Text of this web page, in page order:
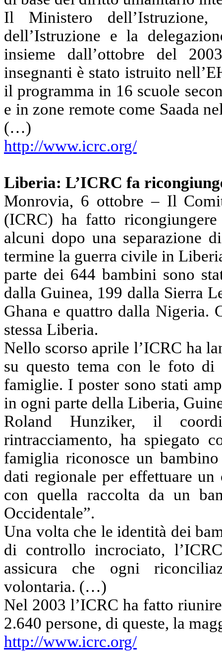
Il Ministero
dell’Istruzione e la
insieme dall’ottobre del
insegnanti è stato istruito
il programma in 16 scuole
e in zone remote come Saada
(…)
http://www.icrc.org/
Liberia: L’ICRC fa
Monrovia, 6 ottobre – Il
(ICRC) ha fatto
alcuni dopo una separazione
termine la guerra civile in
parte dei 644 bambini sono
dalla Guinea, 199 dalla Sierra
Ghana e quattro dalla Nigeria.
stessa Liberia.
Nello scorso aprile l’ICRC ha
su questo tema con le foto
famiglie. I poster sono stati
in ogni parte della Liberia,
Roland Hunziker, il
rintracciamento, ha spiegato
famiglia riconosce un
dati regionale per effettuare
con quella raccolta da un
Occidentale”.
Una volta che le identità dei
di controllo incrociato,
assicura che ogni
volontaria. (…)
Nel 2003 l’ICRC ha fatto
2.640 persone, di queste, la
http://www.icrc.org/